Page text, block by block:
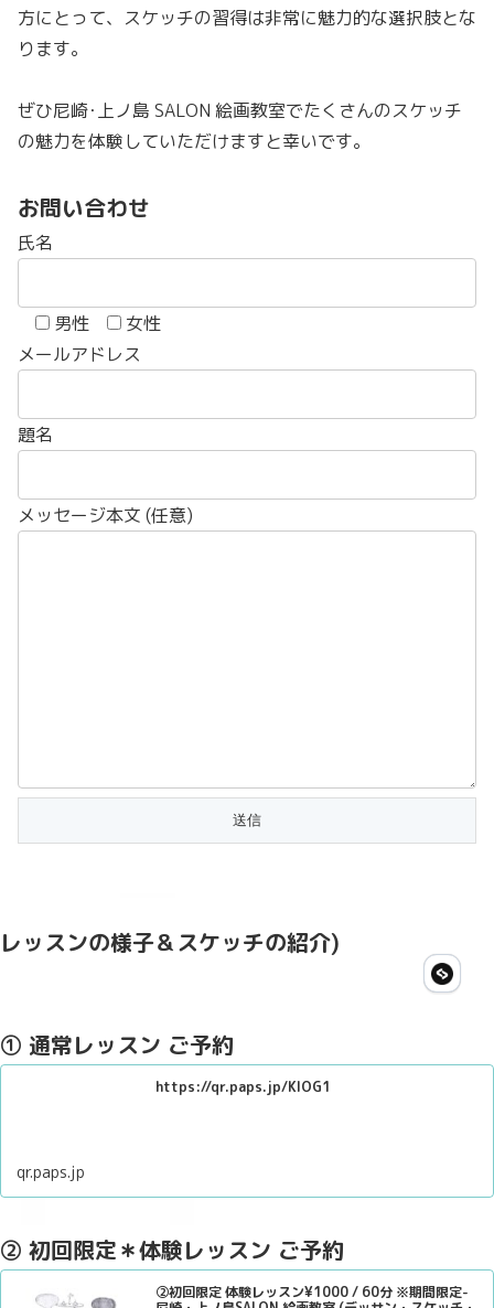
方にとって、スケッチの習得は非常に魅力的な選択肢とな
ります。
ぜひ尼崎･上ノ島 SALON 絵画教室でたくさんのスケッチ
の魅力を体験していただけますと幸いです。
お問い合わせ
氏名
男性
女性
メールアドレス
題名
メッセージ本文 (任意)
レッスンの様子＆スケッチの紹介)
① 通常レッスン ご予約
https://qr.paps.jp/KlOG1
qr.paps.jp
② 初回限定＊体験レッスン ご予約
②初回限定 体験レッスン¥1000 / 60分 ※期間限定-